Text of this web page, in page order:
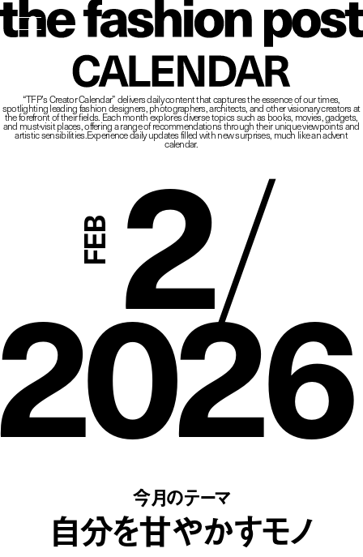
CALENDAR
“TFP’s Creator Calendar” delivers daily content that captures the essence of our times,
spotlighting leading fashion designers, photographers, architects, and other visionary creators at
the forefront of their fields.Each month explores diverse topics such as books, movies, gadgets,
and must-visit places,offering a range of recommendations through their unique viewpoints and
artistic sensibilities.Experience daily updates filled with new surprises, much like an advent
calendar.
2/
今月のテーマ
自分を甘やかすモノ